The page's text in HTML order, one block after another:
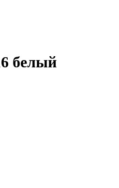
белый